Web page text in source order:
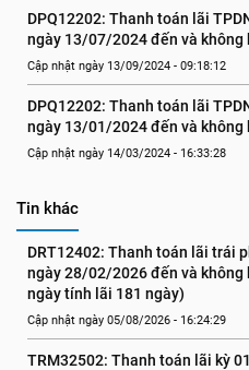
DPQ12202: Thanh toán lãi
ngày 13/07/2024 đến và
Cập nhật ngày 13/09/2024 - 09:18:12
DPQ12202: Thanh toán lãi
ngày 13/01/2024 đến và
Cập nhật ngày 14/03/2024 - 16:33:28
Tin khác
DRT12402: Thanh toán lãi trái
ngày 28/02/2026 đến và
ngày tính lãi 181 ngày)
Cập nhật ngày 05/08/2026 - 16:24:29
TRM32502: Thanh toán lãi kỳ